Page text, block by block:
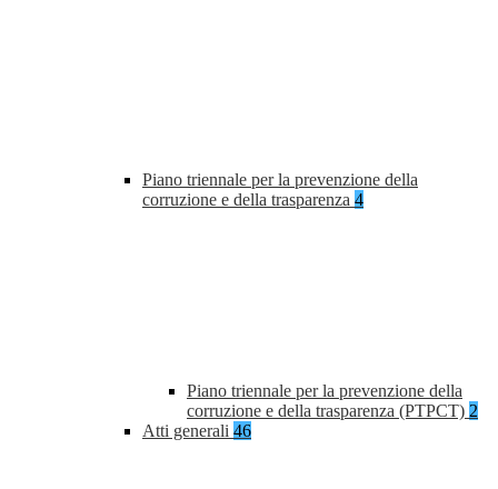
Piano triennale per la prevenzione della
corruzione e della trasparenza 4
Piano triennale per la prevenzione della
corruzione e della trasparenza (PTPCT) 2
Atti generali 46